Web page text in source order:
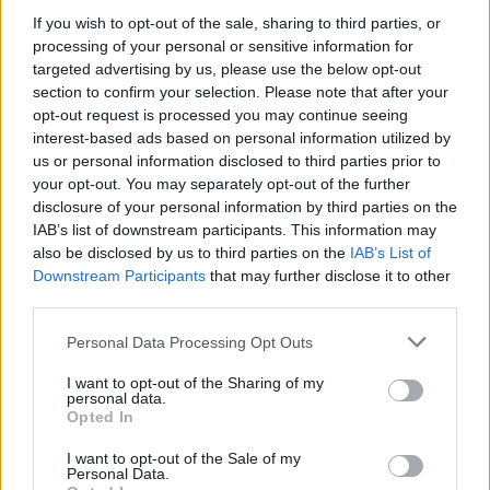
If you wish to opt-out of the sale, sharing to third parties, or
processing of your personal or sensitive information for
targeted advertising by us, please use the below opt-out
section to confirm your selection. Please note that after your
opt-out request is processed you may continue seeing
interest-based ads based on personal information utilized by
us or personal information disclosed to third parties prior to
your opt-out. You may separately opt-out of the further
disclosure of your personal information by third parties on the
IAB’s list of downstream participants. This information may
also be disclosed by us to third parties on the IAB’s List of
Downstream Participants that may further disclose it to other
Please note that this website/app uses one or more Google
not limited to your visit or usage behaviour. You may click to
grant or deny consent to Google and its third-party tags to
use your data for below specified purposes in below Google
consent section.
Personal Data Processing Opt Outs
I want to opt-out of the Sharing of my
personal data.
Opted In
I want to opt-out of the Sale of my
Personal Data.
Jenna Ortega ruháját összetollazta
egy rajongó, de a szeme se rebbent a